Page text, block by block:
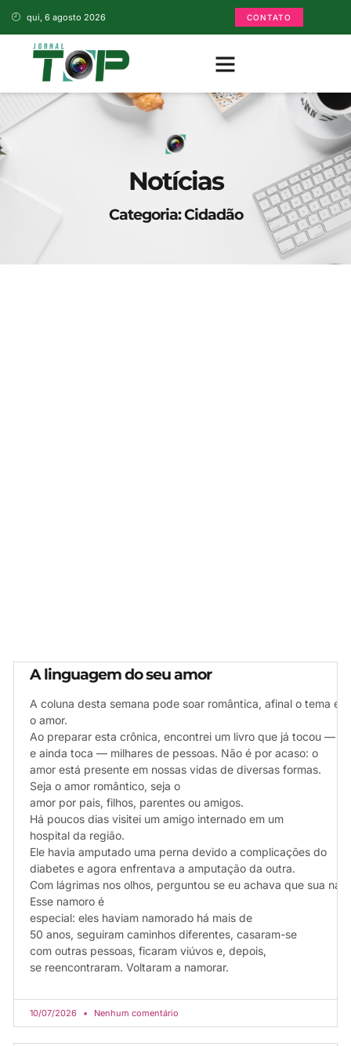
qui, 6 agosto 2026 CONTATO
Notícias
Categoria: Cidadão
A linguagem do seu amor
A coluna desta semana pode soar romântica, afinal o tema é
o amor.
Ao preparar esta crônica, encontrei um livro que já tocou —
e ainda toca — milhares de pessoas. Não é por acaso: o
amor está presente em nossas vidas de diversas formas.
Seja o amor romântico, seja o
amor por pais, filhos, parentes ou amigos.
Há poucos dias visitei um amigo internado em um
hospital da região.
Ele havia amputado uma perna devido a complicações do
diabetes e agora enfrentava a amputação da outra.
Com lágrimas nos olhos, perguntou se eu achava que sua
Esse namoro é
especial: eles haviam namorado há mais de
50 anos, seguiram caminhos diferentes, casaram-se
com outras pessoas, ficaram viúvos e, depois,
se reencontraram. Voltaram a namorar.
10/07/2026 Nenhum comentário